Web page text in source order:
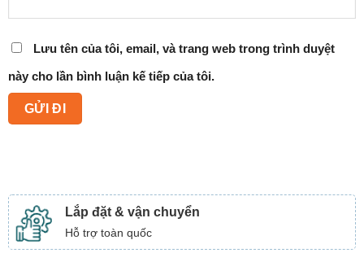
Lưu tên của tôi, email, và trang web trong trình duyệt
này cho lần bình luận kế tiếp của tôi.
Lắp đặt & vận chuyển
Hỗ trợ toàn quốc